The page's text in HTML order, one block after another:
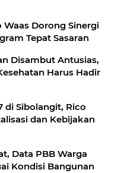
Waas Dorong Sinergi
Tepat Sasaran
Disambut Antusias,
Harus Hadir
di Sibolangit, Rico
dan Kebijakan
Data PBB Warga
Kondisi Bangunan